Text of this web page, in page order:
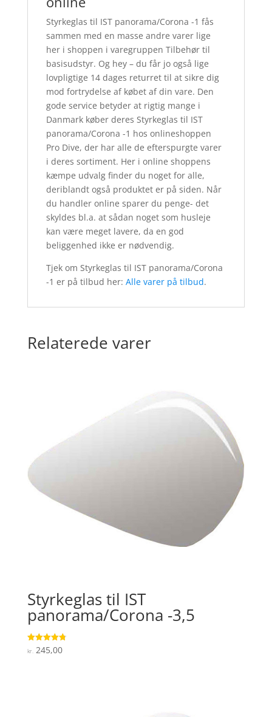
Styrkeglas til IST panorama/Corona -1 fås
sammen med en masse andre varer lige
her i shoppen i varegruppen Tilbehør til
basisudstyr. Og hey – du får jo også lige
lovpligtige 14 dages returret til at sikre dig
mod fortrydelse af købet af din vare. Den
gode service betyder at rigtig mange i
Danmark køber deres Styrkeglas til IST
panorama/Corona -1 hos onlineshoppen
Pro Dive, der har alle de efterspurgte varer
i deres sortiment. Her i online shoppens
kæmpe udvalg finder du noget for alle,
deriblandt også produktet er på siden. Når
du handler online sparer du penge- det
skyldes bl.a. at sådan noget som husleje
kan være meget lavere, da en god
beliggenhed ikke er nødvendig.
Tjek om Styrkeglas til IST panorama/Corona
-1 er på tilbud her: Alle varer på tilbud.
Relaterede varer
Styrkeglas til IST
panorama/Corona -3,5
Vurderet
4.8
kr. 245,00